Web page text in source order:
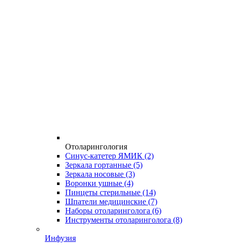
Отоларингология
Синус-катетер ЯМИК (2)
Зеркала гортанные (5)
Зеркала носовые (3)
Воронки ушные (4)
Пинцеты стерильные (14)
Шпатели медицинские (7)
Наборы отоларинголога (6)
Инструменты отоларинголога (8)
Инфузия